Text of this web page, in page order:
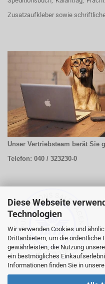
Diese Webseite
Technologien
Wir verwenden Cookies und
Drittanbietern, um die ordentliche
gewährleisten, die Nutzung
ein bestmögliches
Informationen finden Sie in
Zusatzaufkleber sowie
Unser Vertriebsteam berät Sie
Telefon: 040 / 323230-0